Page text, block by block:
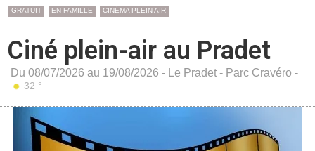
GRATUIT EN FAMILLE CINÉMA PLEIN AIR
Ciné plein-air au Pradet
Du 08/07/2026 au 19/08/2026 - Le Pradet - Parc Cravéro -
32 °